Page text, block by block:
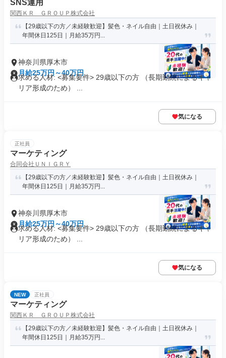
SNS運用
関西ＫＲ ＧＲＯＵＰ株式会社
【29歳以下の方／未経験歓迎】髪色・ネイル自由｜土日祝休み｜
年間休日125日｜月給35万円...
神奈川県厚木市
月給25万円～40万円
求める人材: <募集要件> 29歳以下の方 （長期勤続によるキャ
リア形成のため） ...
気になる
正社員
マーケティング
合同会社ＵＮＩＧＲＹ
【29歳以下の方／未経験歓迎】髪色・ネイル自由｜土日祝休み｜
年間休日125日｜月給35万円...
神奈川県厚木市
月給25万円～40万円
求める人材: <募集要件> 29歳以下の方 （長期勤続によるキャ
リア形成のため） ...
気になる
NEW 正社員
マーケティング
関西ＫＲ ＧＲＯＵＰ株式会社
【29歳以下の方／未経験歓迎】髪色・ネイル自由｜土日祝休み｜
年間休日125日｜月給35万円...